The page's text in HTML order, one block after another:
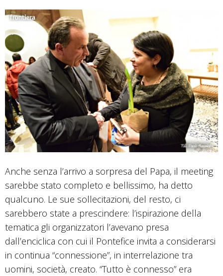
Anche senza l’arrivo a sorpresa del Papa, il meeting
sarebbe stato completo e bellissimo, ha detto
qualcuno. Le sue sollecitazioni, del resto, ci
sarebbero state a prescindere: l’ispirazione della
tematica gli organizzatori l’avevano presa
dall’enciclica con cui il Pontefice invita a considerarsi
in continua “connessione”, in interrelazione tra
uomini, società, creato. “Tutto è connesso” era